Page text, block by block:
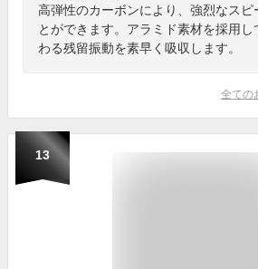
高弾性のカーボンにより、強烈なスピ
とができます。アラミド素材を採用
わる残留振動を素早く吸収します。
全ての
13